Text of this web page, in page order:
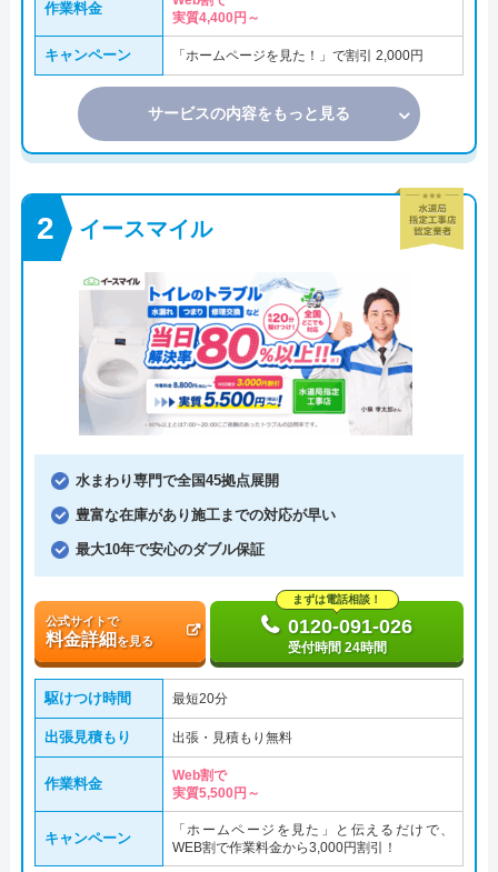
作業料金
実質4,400円～
キャンペーン 「ホームページを見た！」で割引 2,000円
サービスの内容をもっと見る
イースマイル
水まわり専門で全国45拠点展開
豊富な在庫があり施工までの対応が早い
最大10年で安心のダブル保証
公式サイトで
料金詳細を見る
まずは電話相談！
0120-091-026
受付時間 24時間
駆けつけ時間 最短20分
出張見積もり 出張・見積もり無料
作業料金
Web割で
実質5,500円～
キャンペーン
「ホームページを見た」と伝えるだけで、
WEB割で作業料金から3,000円割引！